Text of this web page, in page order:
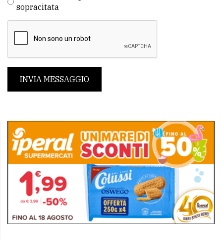
sopracitata
INVIA MESSAGGIO